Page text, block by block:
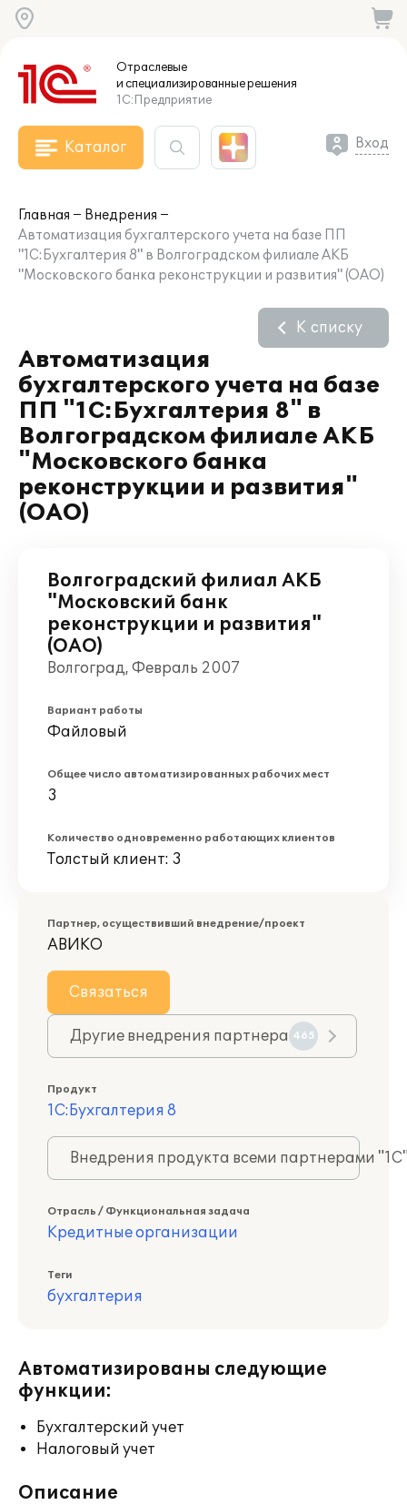
Отраслевые
и специализированныерешения
1С:Предприятие
Каталог Вход
Главная
Внедрения
Автоматизация бухгалтерского учета на базе ПП
"1С:Бухгалтерия 8" в Волгоградском филиале АКБ
"Московского банка реконструкции и развития" (ОАО)
Автоматизация
бухгалтерского учета на базе
ПП "1С:Бухгалтерия 8" в
Волгоградском филиале АКБ
"Московского банка
реконструкции и развития"
(ОАО)
К списку
Волгоградский филиал АКБ
"Московский банк
реконструкции и развития"
(ОАО)
Волгоград, Февраль 2007
Вариант работы
Файловый
Общее число автоматизированных рабочих мест
3
Количество одновременно работающих клиентов
Толстый клиент: 3
Партнер, осуществивший внедрение/проект
АВИКО
Связаться
Другие внедрения партнера 465
Продукт
1С:Бухгалтерия 8
Внедрения продукта всеми партнерами
Отрасль / Функциональная задача
Кредитные организации
Теги
бухгалтерия
Автоматизированы следующие
функции:
Бухгалтерский учет
Налоговый учет
Описание